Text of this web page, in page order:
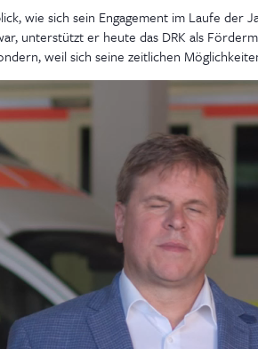
wie sich sein Engagement im Laufe
unterstützt er heute das DRK als
weil sich seine zeitlichen